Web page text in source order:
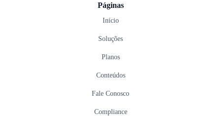
Páginas
Início
Soluções
Planos
Conteúdos
Fale Conosco
Compliance